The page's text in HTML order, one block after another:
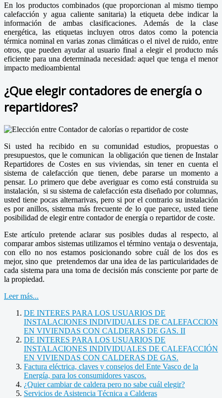
En los productos combinados (que proporcionan al mismo tiempo
calefacción y agua caliente sanitaria) la etiqueta debe indicar la
información de ambas clasificaciones. Además de la clase
energética, las etiquetas incluyen otros datos como la potencia
térmica nominal en varias zonas climáticas o el nivel de ruido, entre
otros, que pueden ayudar al usuario final a elegir el producto más
eficiente para una determinada necesidad: aquel que tenga el menor
impacto medioambiental
¿Que elegir contadores de energía o
repartidores?
Si usted ha recibido en su comunidad estudios, propuestas o
presupuestos, que le comunican la obligación que tienen de Instalar
Repartidores de Costes en sus viviendas, sin tener en cuenta el
sistema de calefacción que tienen, debe pararse un momento a
pensar. Lo primero que debe averiguar es como está construida su
instalación, si su sistema de calefacción esta diseñado por columnas,
usted tiene pocas alternarivas, pero si por el contrario su instalación
es por anillos, sistema más frecuente de lo que parece, usted tiene
posibilidad de elegir entre contador de energía o repartidor de coste.
Este artículo pretende aclarar sus posibles dudas al respecto, al
comparar ambos sistemas utilizamos el término ventaja o desventaja,
con ello no nos estamos posicionando sobre cuál de los dos es
mejor, sino que pretendemos dar una idea de las particularidades de
cada sistema para una toma de decisión más consciente por parte de
la propiedad.
Leer más...
DE INTERES PARA LOS USUARIOS DE
INSTALACIONES INDIVIDUALES DE CALEFACCION
EN VIVIENDAS CON CALDERAS DE GAS. II
DE INTERES PARA LOS USUARIOS DE
INSTALACIONES INDIVIDUALES DE CALEFACCIÓN
EN VIVIENDAS CON CALDERAS DE GAS.
Factura eléctrica, claves y consejos del Ente Vasco de la
Energía, para los consumidores vascos.
¿Quier cambiar de caldera pero no sabe cuál elegir?
Servicios de Asistencia Técnica a Calderas